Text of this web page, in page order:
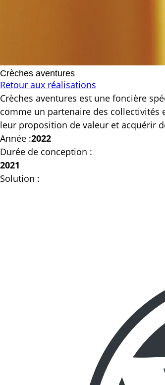
Crèches aventures
Retour aux réalisations
Crèches aventures est une foncière
comme un partenaire des collectivités
leur proposition de valeur et acquérir
Année :2022
Durée de conception :
2021
Solution :